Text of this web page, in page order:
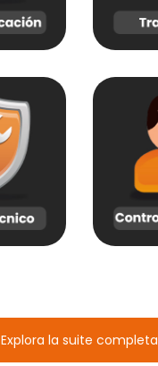
Explora la suite completa